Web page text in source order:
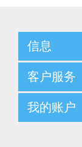
信息
客户服务
我的账户